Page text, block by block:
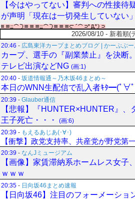
【今はやってない】審判への性接
が声明「現在は一切発生していない」
2026/08/10 - 新着順(
20:46 - 広島東洋カープまとめブログ | かーぷぶー
カープ、選手の『副業禁止』を決断
テレビ出演などNG (画:1)
20:40 - 坂道情報通～乃木坂46まとめ～
本日のWNN生配信で乱入者ｷﾀ━(ﾟ∀
20:39 - Glauber通信
【悲報】『HUNTER×HUNTER』、
王子死亡・・・
(画:6)
20:39 - もえるあじあ(･∀･)
【衝撃】政党支持率、共産党が野党第
20:39 - なんJミュージアム
【画像】家賃滞納系ホームレス女子
ｗｗｗ
20:35 - 日向坂46まとめ速報
【日向坂46】注目のフォーメーショ